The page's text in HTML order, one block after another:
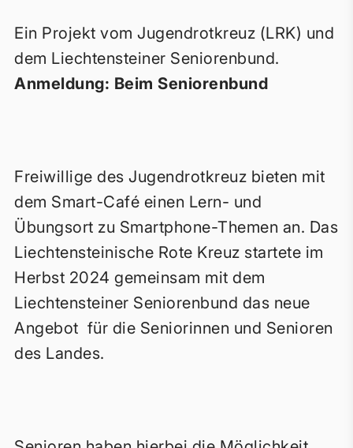
Ein Projekt vom Jugendrotkreuz (LRK) und
dem Liechtensteiner Seniorenbund.
Anmeldung: Beim Seniorenbund
Freiwillige des Jugendrotkreuz bieten mit
dem Smart-Café einen Lern- und
Übungsort zu Smartphone-Themen an. Das
Liechtensteinische Rote Kreuz startete im
Herbst 2024 gemeinsam mit dem
Liechtensteiner Seniorenbund das neue
Angebot für die Seniorinnen und Senioren
des Landes.